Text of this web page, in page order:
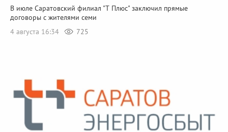
В июле Саратовский филиал "Т Плюс" заключил прямые
договоры с жителями семи
4 августа 16:34
725